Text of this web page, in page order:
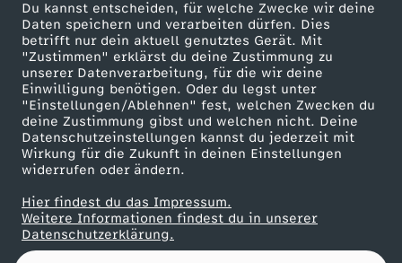
Du kannst entscheiden, für welche Zwecke wir deine
Daten speichern und verarbeiten dürfen. Dies
betrifft nur dein aktuell genutztes Gerät. Mit
"Zustimmen" erklärst du deine Zustimmung zu
unserer Datenverarbeitung, für die wir deine
Einwilligung benötigen. Oder du legst unter
"Einstellungen/Ablehnen" fest, welchen Zwecken du
deine Zustimmung gibst und welchen nicht. Deine
Datenschutzeinstellungen kannst du jederzeit mit
Wirkung für die Zukunft in deinen Einstellungen
widerrufen oder ändern.
Hier findest du das Impressum.
Weitere Informationen findest du in unserer
Datenschutzerklärung.
ZDF goes Schule
Werbefernsehen
Mainzelmännchen
Partner